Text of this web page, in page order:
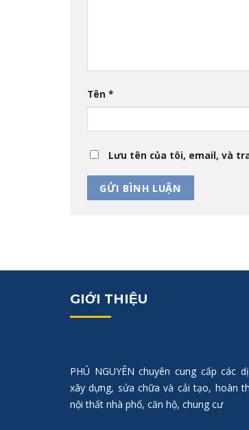
Tên *
Lưu tên của tôi, email, và
GIỚI THIỆU
PHÚ NGUYÊN chuyên cung cấp các
xây dựng, sửa chữa và cải tạo, hoàn
nội thất nhà phố, căn hộ, chung cư